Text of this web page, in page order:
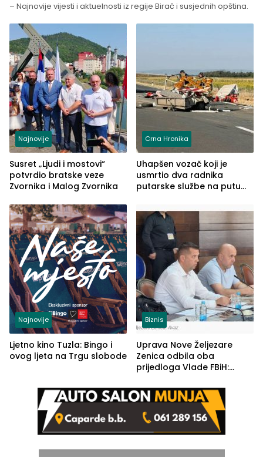
– Najnovije vijesti i aktuelnosti iz regije Birač i susjednih opština.
Najnovije
Susret „Ljudi i mostovi“
potvrdio bratske veze
Zvornika i Malog Zvornika
Crna Hronika
Uhapšen vozač koji je
usmrtio dva radnika
putarske službe na putu
(FOTO)
Najnovije
Ljetno kino Tuzla: Bingo i
ovog ljeta na Trgu slobode
Biznis
Uprava Nove Željezare
Zenica odbila oba
prijedloga Vlade FBiH:
rješenje